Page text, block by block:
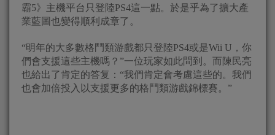
霸5》主機平台只登陸PS4這一點。於是乎為了擴大產
業藍圖也變得順利成章了。
“明年的大多數格鬥類游戲都只登陸PS4或是Wii U，你
們會支援這些主機嗎？”一位玩家如此問到。而陳民亮
也給出了肯定的答复：“我們肯定會考慮這些的。我們
也會加倍投入以支援更多的格鬥類游戲錦標賽。”